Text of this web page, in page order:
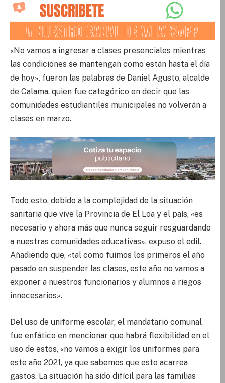
«No vamos a ingresar a clases presenciales mientras
las condiciones se mantengan como están hasta el día
de hoy», fueron las palabras de Daniel Agusto, alcalde
de Calama, quien fue categórico en decir que las
comunidades estudiantiles municipales no volverán a
clases en marzo.
Todo esto, debido a la complejidad de la situación
sanitaria que vive la Provincia de El Loa y el país, «es
necesario y ahora más que nunca seguir resguardando
a nuestras comunidades educativas», expuso el edil.
Añadiendo que, «tal como fuimos los primeros el año
pasado en suspender las clases, este año no vamos a
exponer a nuestros funcionarios y alumnos a riegos
innecesarios».
Del uso de uniforme escolar, el mandatario comunal
fue enfático en mencionar que habrá flexibilidad en el
uso de estos, «no vamos a exigir los uniformes para
este año 2021, ya que sabemos que esto acarrea
gastos. La situación ha sido difícil para las familias